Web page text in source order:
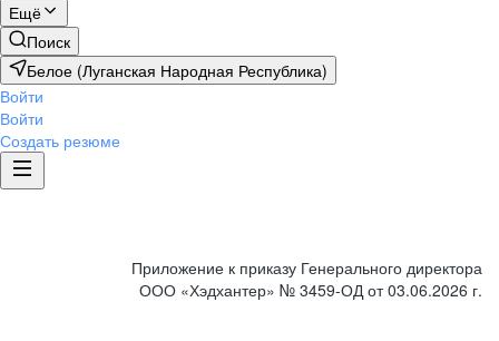
Ещё
Поиск
Белое (Луганская Народная Республика)
Войти
Войти
Создать резюме
Приложение к приказу Генерального директора
ООО «Хэдхантер» № 3459-ОД от 03.06.2026 г.